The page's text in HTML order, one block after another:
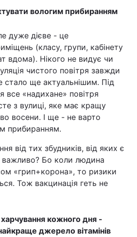
вологим прибиранням
дуже дієве - це
(класу, групи, кабінету
вдома). Нікого не видує чи
чистого повітря завжди
стало ще актуальнішим. Під
все «надихане» повітря
з вулиці, яке має кращу
восени. І ще - не варто
прибиранням.
від тих збудників, від яких є
Бо коли людина
«грип+корона», то ризики
Тож вакцинація геть не
кожного дня -
джерело вітамінів